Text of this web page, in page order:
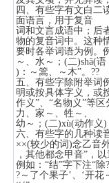
四、有些字有文白二
面语言，用于复音
词和文言成语中；后
物的复音词中。这种
要时各举词语为例。
～、水～；(二)shā(语
)：～篙、～木”。??
五、有些字除附举词
明或按具体字义，或
作义”、“名物义”等
力、家～、牲～、
幼～；(二)xù(动作义)
六、有些字的几种读
××(较少的词)念乙音
，其他都念甲音”，
例如：“结”字下注“除?
?～了个果子’、‘开花